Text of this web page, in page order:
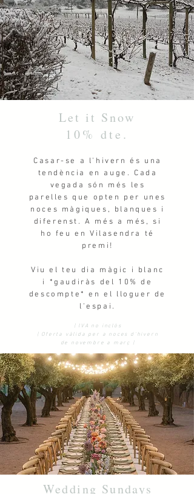
Let it Snow
10% dte.
Casar-se a l'hivern és una
tendència en auge. Cada
vegada són més les
parelles que opten per unes
noces màgiques, blanques i
diferenst. A més a més, si
ho feu en Vilasendra té
premi!
Viu el teu dia màgic i blanc
i *gaudiràs del 10% de
descompte* en el lloguer de
l'espai.
| IVA no inclòs
| Oferta vàlida per a noces d'hivern
de novembre a març |
Wedding Sundays